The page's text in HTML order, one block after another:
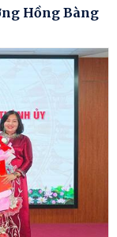
Hồng Bàng